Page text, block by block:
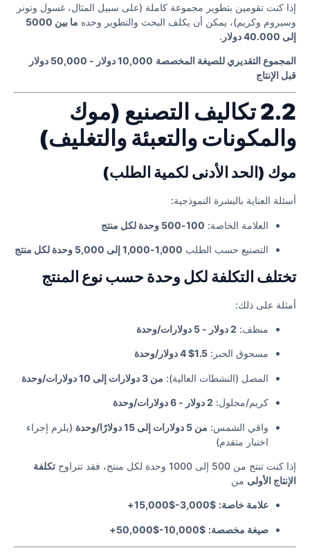
إذا كنت تقومين بتطوير مجموعة كاملة (على سبيل المثال، غسول وتونر
وسيروم وكريم)، يمكن أن يكلف البحث والتطوير وحده
ما بين 5000
إلى 40.000 دولار
.
المجموع التقديري للصيغة المخصصة
10,000 دولار - 50,000 دولار
قبل الإنتاج
2.2 تكاليف التصنيع (موك
والمكونات والتعبئة والتغليف)
موك (الحد الأدنى لكمية الطلب)
أسئلة العناية بالبشرة النموذجية:
العلامة الخاصة: 100-500 وحدة لكل منتج
التصنيع حسب الطلب 1,000-1,000 إلى 5,000 وحدة لكل منتج
تختلف التكلفة لكل وحدة حسب نوع المنتج
أمثلة على ذلك:
منظف: 2 دولار - 5 دولارات/وحدة
مسحوق الحبر: 1.5$ 4 دولار/وحدة
المصل (النشطات العالية): من 3 دولارات إلى 10 دولارات/وحدة
كريم/محلول: 2 دولار - 6 دولارات/وحدة
واقي الشمس: من 5 دولارات إلى 15 دولارًا/وحدة
(يلزم إجراء
اختبار متقدم)
إذا كنت تنتج من 500 إلى 1000 وحدة لكل منتج، فقد تتراوح
تكلفة
الإنتاج الأولى من
علامة خاصة: $3,000-$15,000+
صيغة مخصصة: $10,000-$50,000+